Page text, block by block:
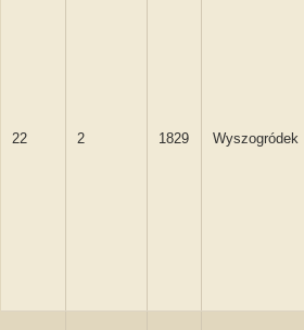
22 2 1829 Wyszogródek